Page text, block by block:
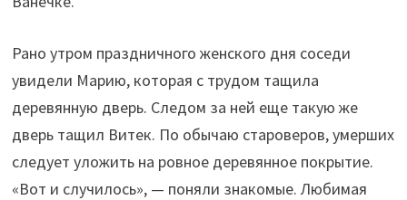
Рано утром праздничного женского дня соседи
увидели Марию, которая с трудом тащила
деревянную дверь. Следом за ней еще такую же
дверь тащил Витек. По обычаю староверов, умерших
следует уложить на ровное деревянное покрытие.
«Вот и случилось», — поняли знакомые. Любимая